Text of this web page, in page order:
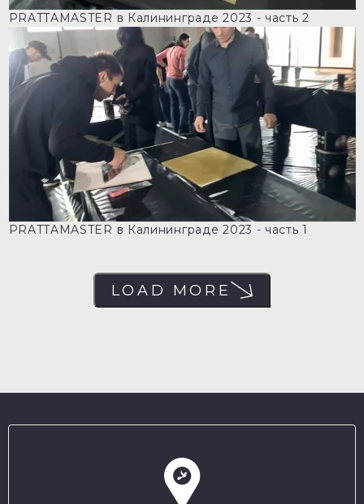
PRATTAMASTER в Калининграде 2023 - часть 2
PRATTAMASTER в Калининграде 2023 - часть 1
LOAD MORE